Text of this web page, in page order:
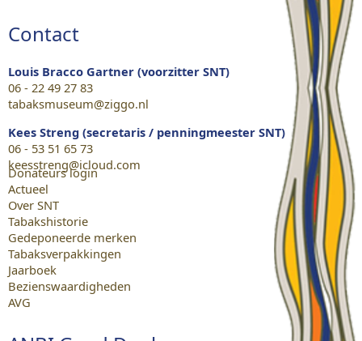
Contact
Louis Bracco Gartner (voorzitter SNT)
06 - 22 49 27 83
tabaksmuseum@ziggo.nl
Kees Streng (secretaris / penningmeester SNT)
06 - 53 51 65 73
keesstreng@icloud.com
Donateurs login
Actueel
Over SNT
Tabakshistorie
Gedeponeerde merken
Tabaksverpakkingen
Jaarboek
Bezienswaardigheden
AVG